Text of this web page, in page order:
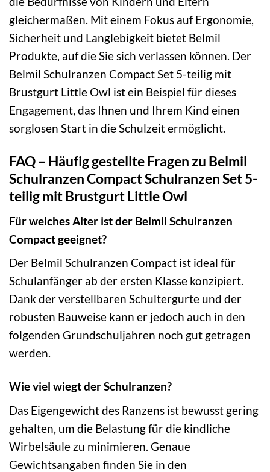
gleichermaßen. Mit einem Fokus auf Ergonomie,
Sicherheit und Langlebigkeit bietet Belmil
Produkte, auf die Sie sich verlassen können. Der
Belmil Schulranzen Compact Set 5-teilig mit
Brustgurt Little Owl ist ein Beispiel für dieses
Engagement, das Ihnen und Ihrem Kind einen
sorglosen Start in die Schulzeit ermöglicht.
FAQ – Häufig gestellte Fragen zu Belmil
Schulranzen Compact Schulranzen Set 5-
teilig mit Brustgurt Little Owl
Für welches Alter ist der Belmil Schulranzen
Compact geeignet?
Der Belmil Schulranzen Compact ist ideal für
Schulanfänger ab der ersten Klasse konzipiert.
Dank der verstellbaren Schultergurte und der
robusten Bauweise kann er jedoch auch in den
folgenden Grundschuljahren noch gut getragen
werden.
Wie viel wiegt der Schulranzen?
Das Eigengewicht des Ranzens ist bewusst gering
gehalten, um die Belastung für die kindliche
Wirbelsäule zu minimieren. Genaue
Gewichtsangaben finden Sie in den